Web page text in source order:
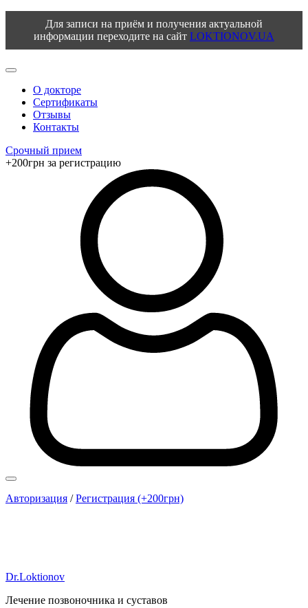
Для записи на приём и получения актуальной
информации переходите на сайт LOKTIONOV.UA
О докторе
Сертификаты
Отзывы
Контакты
Срочный прием
+200грн за регистрацию
Авторизация /Регистрация (+200грн)
Dr.Loktionov
Лечение позвоночника и суставов